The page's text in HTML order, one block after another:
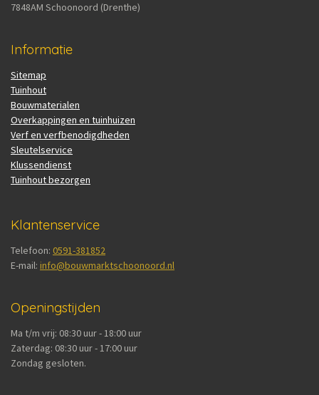
7848AM Schoonoord (Drenthe)
Informatie
Sitemap
Tuinhout
Bouwmaterialen
Overkappingen en tuinhuizen
Verf en verfbenodigdheden
Sleutelservice
Klussendienst
Tuinhout bezorgen
Klantenservice
Telefoon: 0591-381852
E-mail: info@bouwmarktschoonoord.nl
Openingstijden
Ma t/m vrij: 08:30 uur - 18:00 uur
Zaterdag: 08:30 uur - 17:00 uur
Zondag gesloten.